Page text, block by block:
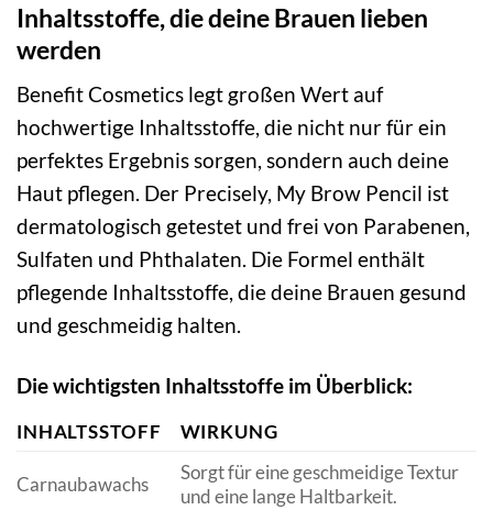
Inhaltsstoffe, die deine Brauen lieben
werden
Benefit Cosmetics legt großen Wert auf
hochwertige Inhaltsstoffe, die nicht nur für ein
perfektes Ergebnis sorgen, sondern auch deine
Haut pflegen. Der Precisely, My Brow Pencil ist
dermatologisch getestet und frei von Parabenen,
Sulfaten und Phthalaten. Die Formel enthält
pflegende Inhaltsstoffe, die deine Brauen gesund
und geschmeidig halten.
Die wichtigsten Inhaltsstoffe im Überblick:
INHALTSSTOFF WIRKUNG
Carnaubawachs
Sorgt für eine geschmeidige Textur
und eine lange Haltbarkeit.